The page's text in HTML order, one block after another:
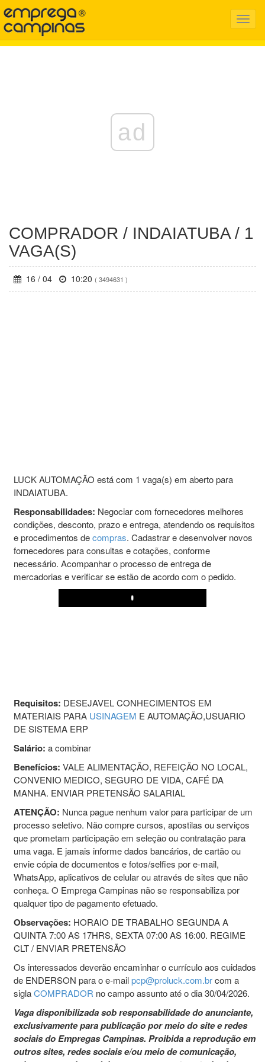
Menu
ad
COMPRADOR / INDAIATUBA / 1
VAGA(S)
16 / 04 10:20 ( 3494631 )
LUCK AUTOMAÇÃO está com 1 vaga(s) em aberto para
INDAIATUBA.
Responsabilidades: Negociar com fornecedores melhores
condições, desconto, prazo e entrega, atendendo os requisitos
e procedimentos decompras. Cadastrar e desenvolver novos
fornecedores para consultas e cotações, conforme
necessário. Acompanhar o processo de entrega de
mercadorias e verificar se estão de acordo com o pedido.
Play
Requisitos: DESEJAVEL CONHECIMENTOS EM
MATERIAIS PARA USINAGEM E AUTOMAÇÃO,USUARIO
DE SISTEMA ERP
Salário: a combinar
Benefícios: VALE ALIMENTAÇÃO, REFEIÇÃO NO LOCAL,
CONVENIO MEDICO, SEGURO DE VIDA, CAFÉ DA
MANHA. ENVIAR PRETENSÃO SALARIAL
ATENÇÃO: Nunca pague nenhum valor para participar de um
processo seletivo. Não compre cursos, apostilas ou serviços
que prometam participação em seleção ou contratação para
uma vaga. E jamais informe dados bancários, de cartão ou
envie cópia de documentos e fotos/selfies por e-mail,
WhatsApp, aplicativos de celular ou através de sites que não
conheça. O Emprega Campinas não se responsabiliza por
qualquer tipo de pagamento efetuado.
Observações: HORAIO DE TRABALHO SEGUNDA A
QUINTA 7:00 AS 17HRS, SEXTA 07:00 AS 16:00. REGIME
CLT / ENVIAR PRETENSÃO
Os interessados deverão encaminhar o currículo aos cuidados
de ENDERSON para o e-mailpcp@proluck.com.brcom a
siglaCOMPRADOR no campo assunto até o dia 30/04/2026.
Vaga disponibilizada sob responsabilidade do anunciante,
exclusivamente para publicação por meio do site e redes
sociais do Empregas Campinas. Proibida a reprodução em
outros sites, redes sociais e/ou meio de comunicação,